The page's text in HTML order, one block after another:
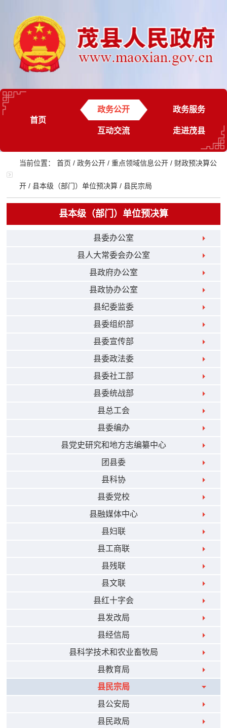
首页
政务公开 政务服务
互动交流 走进茂县
当前位置：首页 /政务公开 /重点领域信息公开 / 财政预决算公
开 /县本级（部门）单位预决算 /县民宗局
县本级（部门）单位预决算
县委办公室
县人大常委会办公室
县政府办公室
县政协办公室
县纪委监委
县委组织部
县委宣传部
县委政法委
县委社工部
县委统战部
县总工会
县委编办
县党史研究和地方志编纂中心
团县委
县科协
县委党校
县融媒体中心
县妇联
县工商联
县残联
县文联
县红十字会
县发改局
县经信局
县科学技术和农业畜牧局
县教育局
县民宗局
县公安局
县民政局